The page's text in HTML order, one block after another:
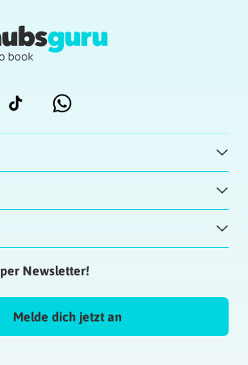
per Newsletter!
Melde dich jetzt an